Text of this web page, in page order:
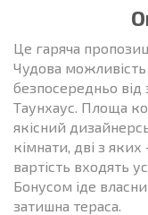
Це гаряча
Чудова
безпосередньо від
Таунхаус. Площа
якісний
кімнати, дві з
вартість входять
Бонусом іде
затишна тераса.